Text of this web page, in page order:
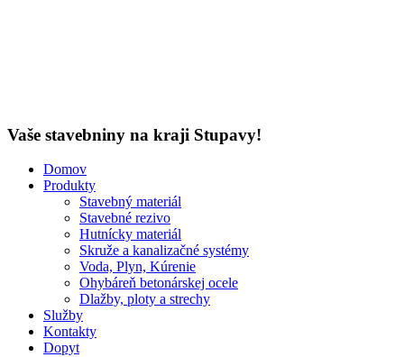
Vaše stavebniny na kraji Stupavy!
Domov
Produkty
Stavebný materiál
Stavebné rezivo
Hutnícky materiál
Skruže a kanalizačné systémy
Voda, Plyn, Kúrenie
Ohybáreň betonárskej ocele
Dlažby, ploty a strechy
Služby
Kontakty
Dopyt